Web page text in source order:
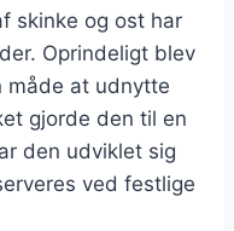
skinke og ost har
Oprindeligt blev
måde at udnytte
gjorde den til en
den udviklet sig
ved festlige